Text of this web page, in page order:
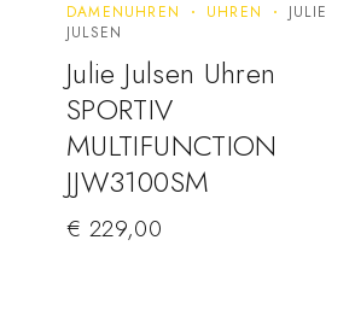
DAMENUHREN UHREN
JULIE
JULSEN
Julie Julsen Uhren
SPORTIV
MULTIFUNCTION
JJW3100SM
€ 229,00